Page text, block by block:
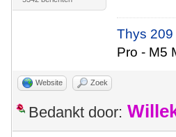
Thys
Pro - M5
Website Zoek
Bedankt door: